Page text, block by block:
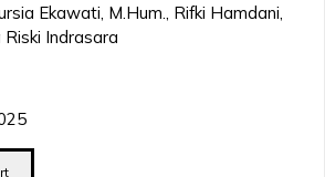
Ekawati, M.Hum., Rifki Hamdani,
Riski Indrasara